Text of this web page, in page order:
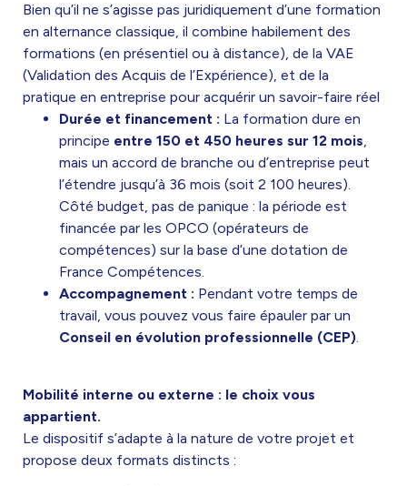
Bien qu’il ne s’agisse pas juridiquement d’une formation
en alternance classique, il combine habilement des
formations (en présentiel ou à distance), de la VAE
(Validation des Acquis de l’Expérience), et de la
pratique en entreprise pour acquérir un savoir-faire réel
Durée et financement : La formation dure en
principe entre 150 et 450 heures sur 12 mois,
mais un accord de branche ou d’entreprise peut
l’étendre jusqu’à 36 mois (soit 2 100 heures).
Côté budget, pas de panique : la période est
financée par les OPCO (opérateurs de
compétences) sur la base d’une dotation de
France Compétences.
Accompagnement : Pendant votre temps de
travail, vous pouvez vous faire épauler par un
Conseil en évolution professionnelle (CEP).
Mobilité interne ou externe : le choix vous
appartient.
Le dispositif s’adapte à la nature de votre projet et
propose deux formats distincts :